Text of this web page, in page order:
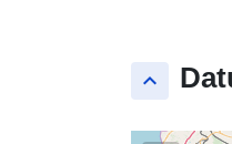
keyboard_arrow_up